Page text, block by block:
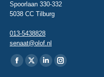
Spoorlaan 330-332
5038 CC Tilburg
013-5438828
senaat@olof.nl
Vind ons op:
Facebook
X
LinkedinInstagram